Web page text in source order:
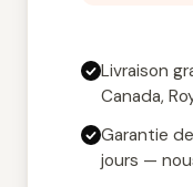
Livraison
Canada,
Garantie
jours —